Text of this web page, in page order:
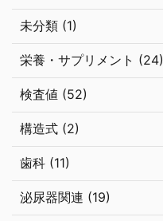
未分類 (1)
栄養・サプリメント (24)
検査値 (52)
構造式 (2)
歯科 (11)
泌尿器関連 (19)